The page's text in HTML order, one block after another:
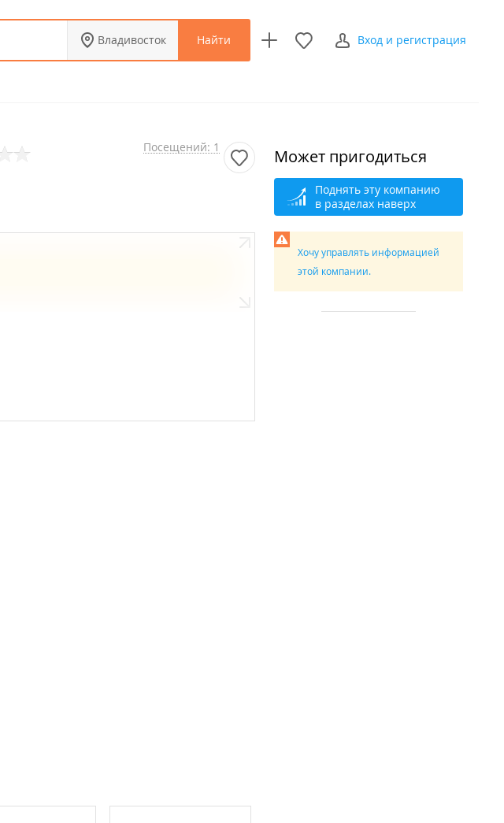
Владивосток Найти Вход и регистрация
Посещений: 1 Может пригодиться
Поднять эту компанию
в разделах наверх
Хочу управлять информацией
этой компании.